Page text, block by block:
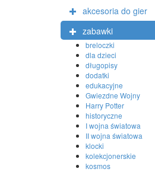
akcesoria do gier
zabawki
breloczki
dla dzieci
długopisy
dodatki
edukacyjne
Gwiezdne Wojny
Harry Potter
historyczne
I wojna światowa
II wojna światowa
klocki
kolekcjonerskie
kosmos